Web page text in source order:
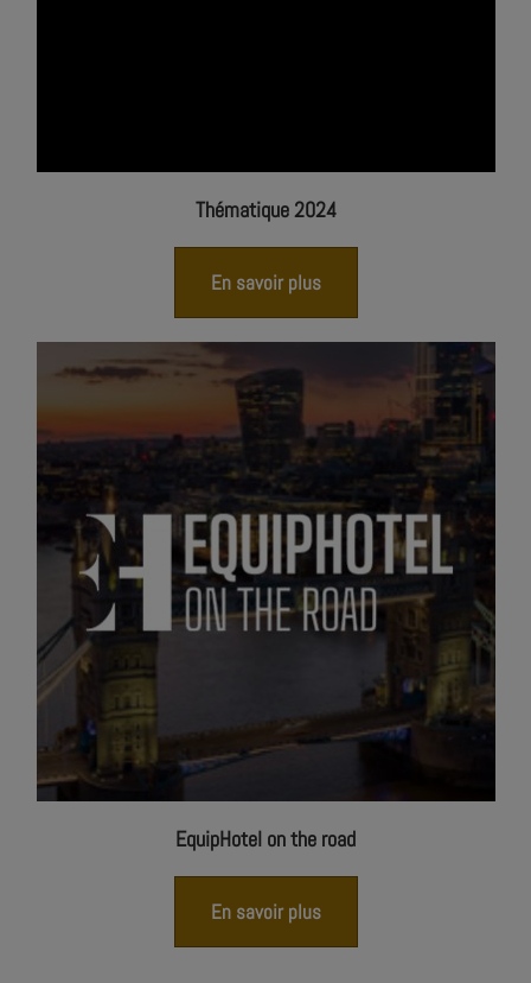
Thématique 2024
En savoir plus
EquipHotel on the road
En savoir plus